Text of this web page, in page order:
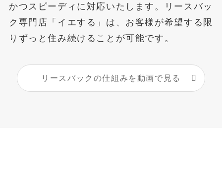
かつスピーディに対応いたします。リースバッ
ク専門店「イエする」は、お客様が希望する限
りずっと住み続けることが可能です。
リースバックの仕組みを動画で見る